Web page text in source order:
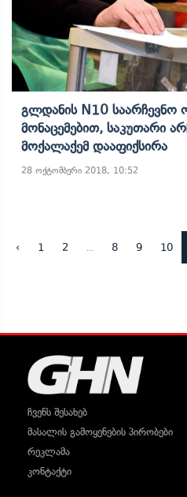
Გლდანის N10 Საარჩევნო
Მონაცემებით, Საკუთარი
Მოქალაქემ Დააფიქსირა
28 ოქტომბერი 2018, 10:52
‹ 1 2 8 9 10
ჩვენს შესახებ
მასალის გამოყენების პირობები
რეკლამა
კონტაქტი